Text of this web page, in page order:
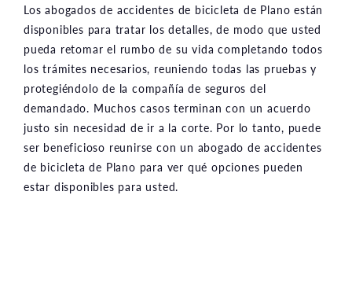
Los abogados de accidentes de bicicleta de Plano están
disponibles para tratar los detalles, de modo que usted
pueda retomar el rumbo de su vida completando todos
los trámites necesarios, reuniendo todas las pruebas y
protegiéndolo de la compañía de seguros del
demandado. Muchos casos terminan con un acuerdo
justo sin necesidad de ir a la corte. Por lo tanto, puede
ser beneficioso reunirse con un abogado de accidentes
de bicicleta de Plano para ver qué opciones pueden
estar disponibles para usted.